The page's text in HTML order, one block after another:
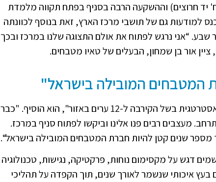
יד חרוצים) וההשקעה הרבה בסניף בפתח תקווה מלמדת
למודעות גם של תושבי מרכז הארץ, זאת בנוסף לכוונתה
שבע. “אני נרגש לפתוח את אולם התצוגה שלנו במרכז ובכך
אור בן שמחון, הבעלים של טאיו מטבחים.
המטבחים המובילה בישראל"
"בחרנו לפתוח סניף בפתח תקוה במחשבה אסטרטגית בשל הקירבה ל-12 ערים באזור", הוא הוסיף. "כבר
מעצבים רבים פנו אלינו וביקשו לפתוח סניף במרכז.
מספר שנים קטן להיות חברת המטבחים המובילה בישראל“.
דגש על מקסימום נוחות, פרקטיקה, נגישות, טכנולוגיה
איכותי שנשמר לאורך שנים, תוך הקפדה על תהליכי